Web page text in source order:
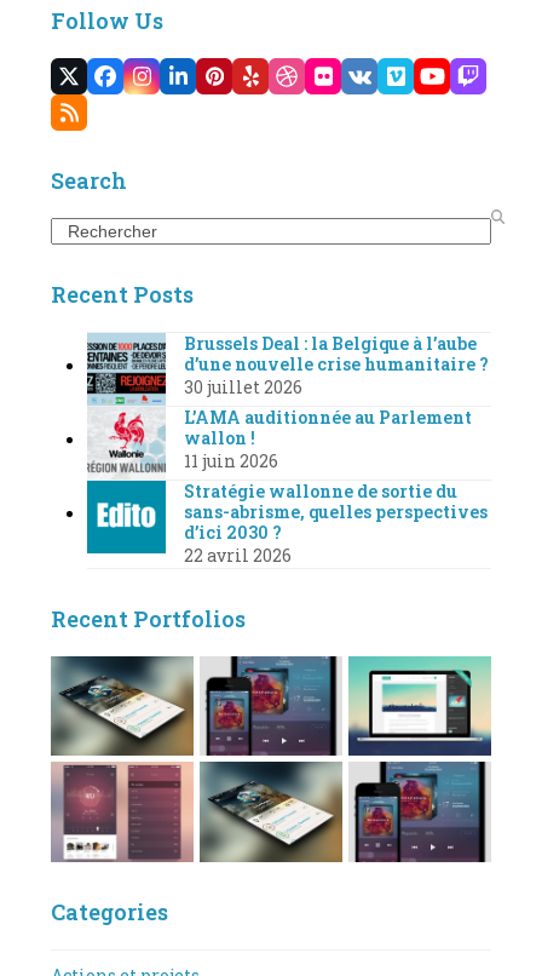
Follow Us
Twitter
(deprecated)
Facebook
Instagram
LinkedIn
Pinterest
YelpDribbble
Flickr
VKVimeoYouTube
RSS
Search
Search
Recent Posts
Brussels Deal : la Belgique à l’aube
d’une nouvelle crise humanitaire ?
30 juillet 2026
L’AMA auditionnée au Parlement
wallon !
11 juin 2026
Stratégie wallonne de sortie du
sans-abrisme, quelles perspectives
d’ici 2030 ?
22 avril 2026
Recent Portfolios
Categories